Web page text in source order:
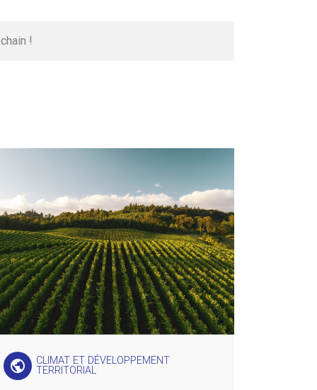
!
public
CLIMAT ET DÉVELOPPEMENT
TERRITORIAL